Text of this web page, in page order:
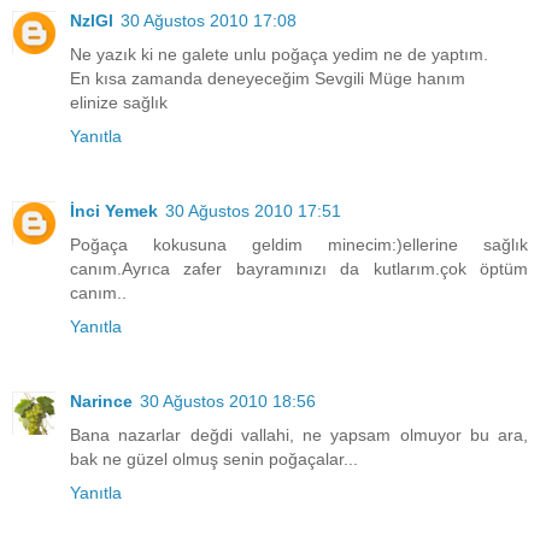
NzlGl 30 Ağustos 2010 17:08
Ne yazık ki ne galete unlu poğaça yedim ne de yaptım.
En kısa zamanda deneyeceğim Sevgili Müge hanım
elinize sağlık
Yanıtla
İnci Yemek 30 Ağustos 2010 17:51
Poğaça kokusuna geldim minecim:)ellerine sağlık
canım.Ayrıca zafer bayramınızı da kutlarım.çok öptüm
canım..
Yanıtla
Narince 30 Ağustos 2010 18:56
Bana nazarlar değdi vallahi, ne yapsam olmuyor bu ara,
bak ne güzel olmuş senin poğaçalar...
Yanıtla